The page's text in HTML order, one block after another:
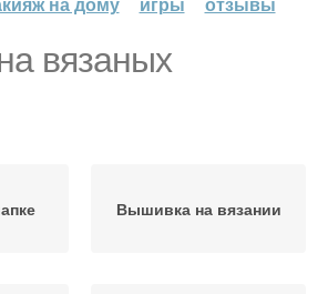
вязаных
Вышивка на вязании